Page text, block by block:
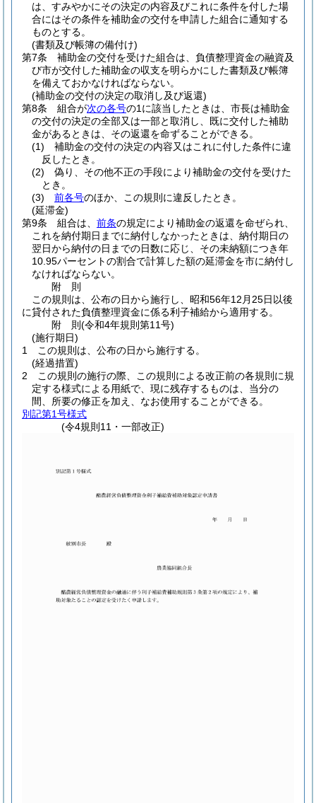
は、すみやかにその決定の内容及びこれに条件を付した場
合にはその条件を補助金の交付を申請した組合に通知する
ものとする。
(書類及び帳簿の備付け)
第7条
補助金の交付を受けた組合は、負債整理資金の融資及
び市が交付した補助金の収支を明らかにした書類及び帳簿
を備えておかなければならない。
(補助金の交付の決定の取消し及び返還)
第8条
組合が次の各号の1に該当したときは、市長は補助金
の交付の決定の全部又は一部と取消し、既に交付した補助
金があるときは、その返還を命ずることができる。
(1)
補助金の交付の決定の内容又はこれに付した条件に違
反したとき。
(2)
偽り、その他不正の手段により補助金の交付を受けた
とき。
(3)
前各号のほか、この規則に違反したとき。
(延滞金)
第9条
組合は、 前条の規定により補助金の返還を命ぜられ、
これを納付期日までに納付しなかったときは、納付期日の
翌日から納付の日までの日数に応じ、その未納額につき年
10.95パーセントの割合で計算した額の延滞金を市に納付し
なければならない。
附 則
この規則は、公布の日から施行し、昭和56年12月25日以後
に貸付された負債整理資金に係る利子補給から適用する。
附 則(令和4年規則第11号)
(施行期日)
1
この規則は、公布の日から施行する。
(経過措置)
2
この規則の施行の際、この規則による改正前の各規則に規
定する様式による用紙で、現に残存するものは、当分の
間、所要の修正を加え、なお使用することができる。
別記第1号様式
(令4規則11・一部改正)